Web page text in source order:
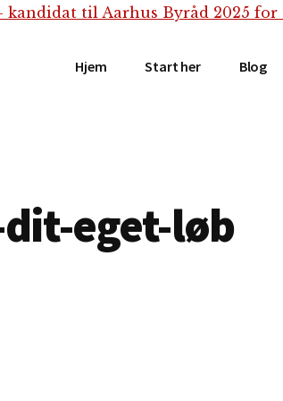
Hjem Start her Blog
eget-løb